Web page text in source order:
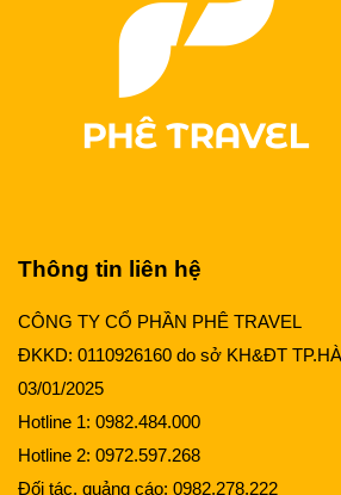
Thông tin liên hệ
CÔNG TY CỔ PHẦN PHÊ TRAVEL
ĐKKD: 0110926160 do sở KH&ĐT
03/01/2025
Hotline 1: 0982.484.000
Hotline 2: 0972.597.268
Đối tác, quảng cáo: 0982.278.222